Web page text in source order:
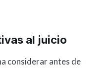
al juicio
considerar antes de